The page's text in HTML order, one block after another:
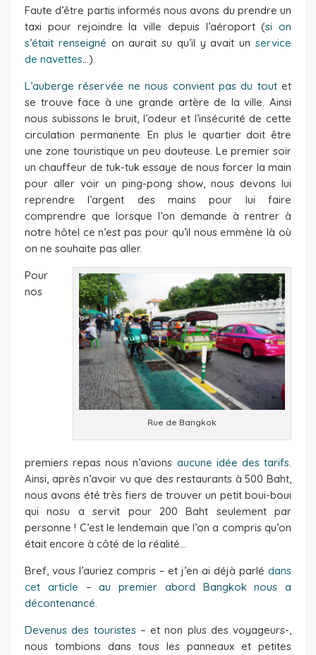
Faute d’être partis informés nous avons du prendre un
taxi pour rejoindre la ville depuis l’aéroport (si on
s’était renseigné on aurait su qu’il y avait unservice
de navettes …).
L’auberge réservée ne nous convient pas du toutet
se trouve face à une grande artère de la ville. Ainsi
nous subissons le bruit, l’odeur et l’insécurité de cette
circulation permanente. En plus le quartier doit être
une zone touristique un peu douteuse. Le premier soir
un chauffeur de tuk-tuk essaye de nous forcer la main
pour aller voir un ping-pong show, nous devons lui
reprendre l’argent des mains pour lui faire
comprendre que lorsque l’on demande à rentrer à
notre hôtel ce n’est pas pour qu’il nous emmène là où
on ne souhaite pas aller.
Rue de Bangkok
Pour
nos
premiers repas nous n’avions aucune idée des tarifs.
Ainsi, après n’avoir vu que des restaurants à 500 Baht,
nous avons été très fiers de trouver un petit boui-boui
qui nosu a servit pour 200 Baht seulement par
personne ! C’est le lendemain que l’on a compris qu’on
était encore à côté de la réalité…
Bref, vous l’auriez compris – et j’en ai déjà parlé dans
cet article –au premier abord Bangkok nous a
décontenancé.
Devenus des touristes– et non plus des voyageurs-,
nous tombions dans tous les panneaux et petites